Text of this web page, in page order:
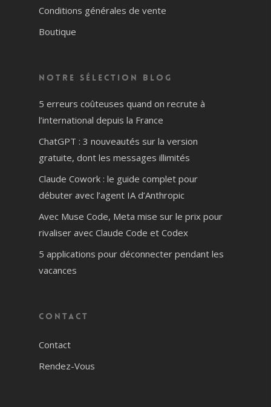
Conditions générales de vente
Boutique
Notre sélection blog
5 erreurs coûteuses quand on recrute à
l’international depuis la France
ChatGPT : 3 nouveautés sur la version
gratuite, dont les messages illimités
Claude Cowork : le guide complet pour
débuter avec l’agent IA d’Anthropic
Avec Muse Code, Meta mise sur le prix pour
rivaliser avec Claude Code et Codex
5 applications pour déconnecter pendant les
vacances
Contact
Contact
Rendez-Vous